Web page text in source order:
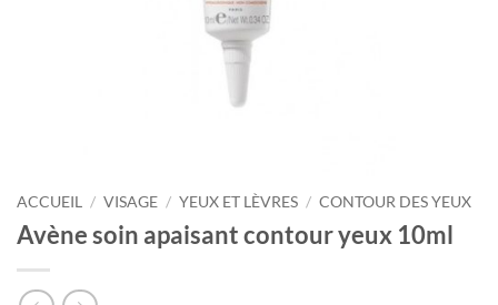
ACCUEIL / VISAGE / YEUX ET LÈVRES / CONTOUR DES YEUX
Avène soin apaisant contour yeux 10ml